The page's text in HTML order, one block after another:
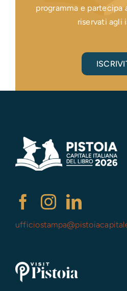
programma e
riservati agli
ufficiostampa@